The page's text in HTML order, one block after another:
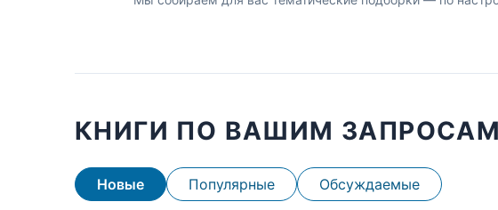
КНИГИ ПО ВАШИМ ЗАПРОСАМ
Новые Популярные Обсуждаемые